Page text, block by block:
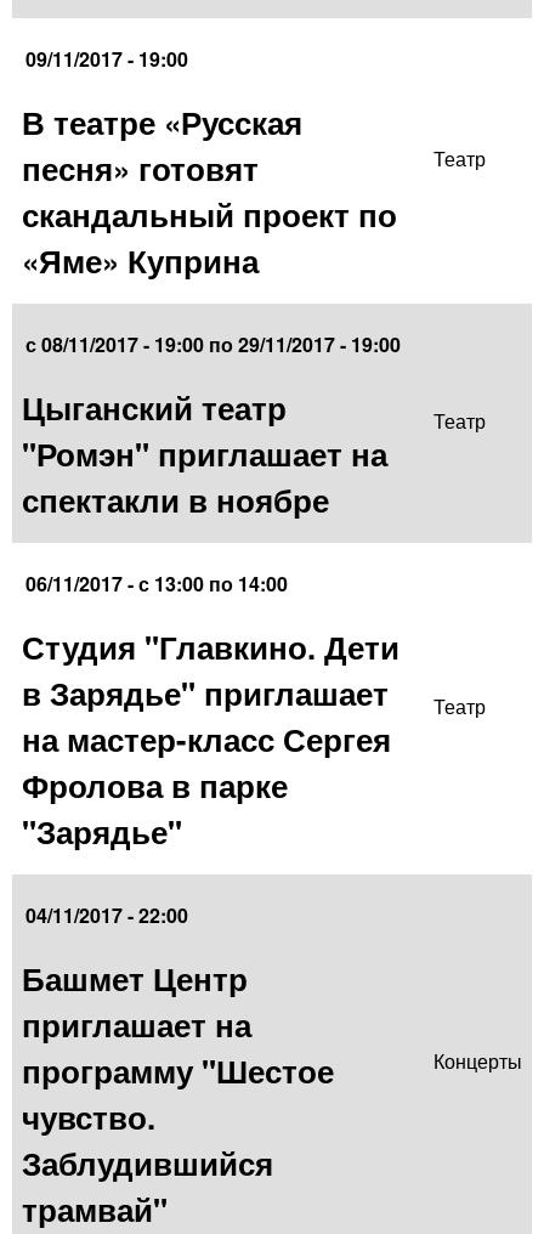
09/11/2017 - 19:00
В театре «Русская
песня» готовят
скандальный проект по
«Яме» Куприна
Театр
с08/11/2017 - 19:00 по29/11/2017 - 19:00
Цыганский театр
"Ромэн" приглашает на
спектакли в ноябре
Театр
06/11/2017 -с 13:00 по 14:00
Студия "Главкино. Дети
в Зарядье" приглашает
на мастер-класс Сергея
Фролова в парке
"Зарядье"
Театр
04/11/2017 - 22:00
Башмет Центр
приглашает на
программу "Шестое
чувство.
Заблудившийся
трамвай"
Концерты